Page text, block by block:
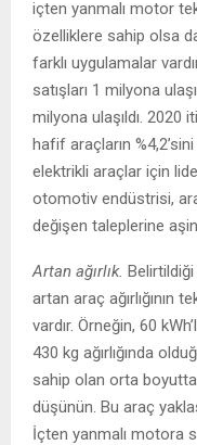
içten yanmalı motor
özelliklere sahip olsa
farklı uygulamalar
satışları 1 milyona
milyona ulaşıldı. 2020
hafif araçların
elektrikli araçlar için
otomotiv endüstrisi,
değişen taleplerine
Artan ağırlık.
artan araç ağırlığının
vardır. Örneğin, 60
430 kg ağırlığında
sahip olan orta
düşünün. Bu araç
İçten yanmalı motora